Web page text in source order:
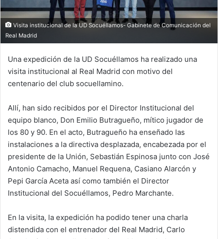
Visita institucional de la UD Socuéllamos- Gabinete de Comunicación del
Real Madrid
Una expedición de la UD Socuéllamos ha realizado una
visita institucional al Real Madrid con motivo del
centenario del club socuellamino.
Allí, han sido recibidos por el Director Institucional del
equipo blanco, Don Emilio Butragueño, mítico jugador de
los 80 y 90. En el acto, Butragueño ha enseñado las
instalaciones a la directiva desplazada, encabezada por el
presidente de la Unión, Sebastián Espinosa junto con José
Antonio Camacho, Manuel Requena, Casiano Alarcón y
Pepi García Aceta así como también el Director
Institucional del Socuéllamos, Pedro Marchante.
En la visita, la expedición ha podido tener una charla
distendida con el entrenador del Real Madrid, Carlo